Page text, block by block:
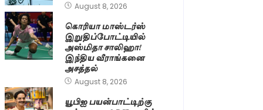
August 8, 2026
கொரியா மாஸ்டர்ஸ்
இறுதிப்போட்டியில்
அஸ்மிதா சாலிஹா!
இந்திய வீராங்கனை
அசத்தல்
August 8, 2026
யூபிஐ பயன்பாட்டிற்கு